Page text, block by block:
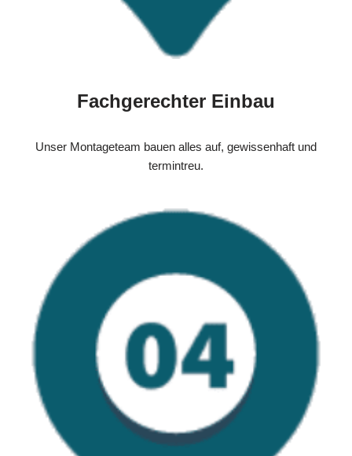
Fachgerechter Einbau
Unser Montageteam bauen alles auf, gewissenhaft und
termintreu.